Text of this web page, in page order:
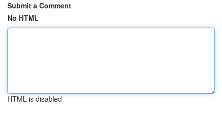
Submit a Comment
No HTML
HTML is disabled